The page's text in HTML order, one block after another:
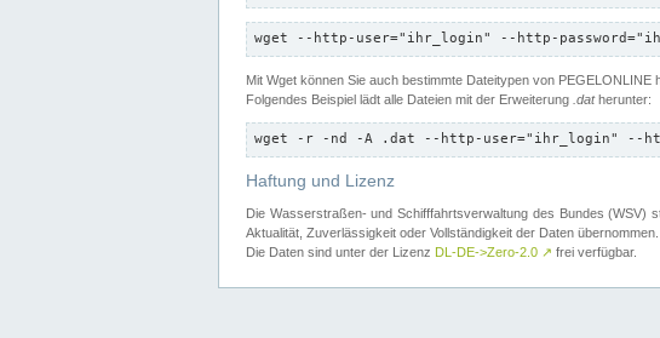
wget --http-user="ihr_login" --http-
Mit Wget können Sie auch bestimmte Dateitypen von PEGELONLINE
Folgendes Beispiel lädt alle Dateien mit der Erweiterung .datherunter:
wget -r -nd -A .dat --http-user="ihr_login" --
Haftung und Lizenz
Die Wasserstraßen- und Schifffahrtsverwaltung des Bundes (WSV)
Aktualität, Zuverlässigkeit oder Vollständigkeit der Daten übernommen.
Die Daten sind unter der Lizenz DL-DE->Zero-2.0 ↗ frei verfügbar.